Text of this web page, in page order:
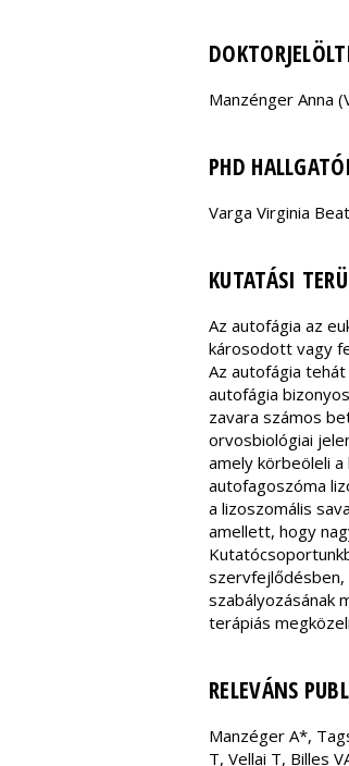
Manzénger Anna
PHD
Varga Virginia
KUTATÁSI
Az autofágia az
károsodott vagy
Az autofágia
autofágia
zavara számos
orvosbiológiai
amely körbeöleli
autofagoszóma
a lizoszomális
amellett, hogy
szervfejlődésben,
szabályozásának
terápiás
RELEVÁNS
Manzéger A*,
T, Vellai T, Billes